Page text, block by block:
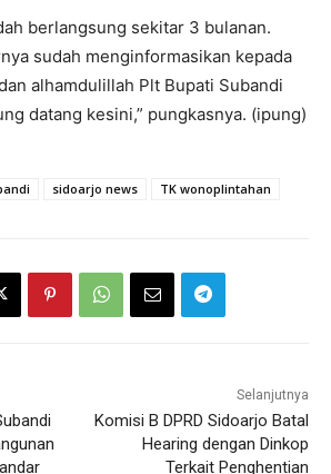
berlangsung sekitar 3 bulanan.
sudah menginformasikan kepada
alhamdulillah Plt Bupati Subandi
datang kesini,” pungkasnya. (ipung)
sidoarjo news TK wonoplintahan
Selanjutnya
Komisi B DPRD Sidoarjo Batal
Hearing dengan Dinkop
Terkait Penghentian